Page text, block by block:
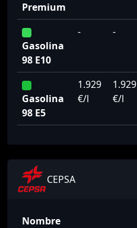
Premium
Gasolina
98 E10
- -
Gasolina
98 E5
1.929
€/l
1.929
€/l
CEPSA
Nombre